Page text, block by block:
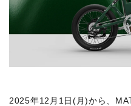
2025年12月1日(月)から、